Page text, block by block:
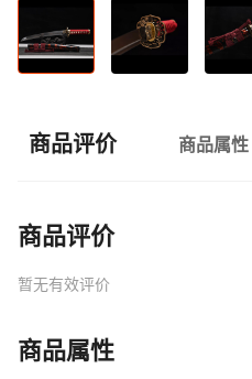
商品评价 商品属性
商品评价
暂无有效评价
商品属性